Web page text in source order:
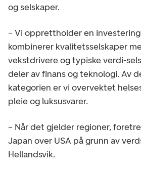
og selskaper.
– Vi opprettholder en
kombinerer kvalitetsselskaper
vekstdrivere og typiske verdi-
deler av finans og teknologi. Av
kategorien er vi overvektet
pleie og luksusvarer.
– Når det gjelder regioner,
Japan over USA på grunn av
Hellandsvik.